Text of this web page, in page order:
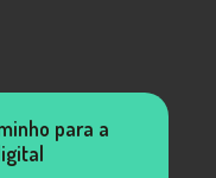
para a